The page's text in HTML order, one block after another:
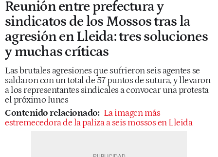
Reunión entre prefectura y
sindicatos de los Mossos tras la
agresión en Lleida: tres soluciones
y muchas críticas
Las brutales agresiones que sufrieron seis agentes se
saldaron con un total de 57 puntos de sutura, y llevaron
a los representantes sindicales a convocar una protesta
el próximo lunes
Contenido relacionado: La imagen más
estremecedora de la paliza a seis mossos en Lleida